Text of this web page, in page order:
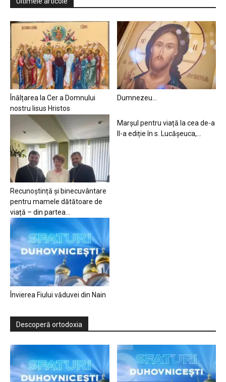
Înălțarea la Cer a Domnului
nostru Iisus Hristos
Dumnezeu…
Recunoștință și binecuvântare
pentru mamele dătătoare de
viață – din partea...
Marșul pentru viață la cea de-a
II-a ediție în s. Lucășeuca,...
Învierea Fiului văduvei din Nain
Descoperă ortodoxia